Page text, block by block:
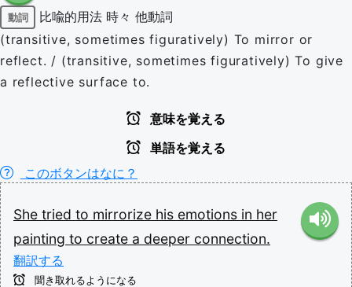
動詞 比喩的用法 時々 他動詞
(transitive, sometimes figuratively) To mirror or
reflect. / (transitive, sometimes figuratively) To give
a reflective surface to.
意味を覚える
単語を覚える
このボタンはなに？
She tried to mirrorize his emotions in her
painting to create a deeper connection.
翻訳する
聞き取れるようになる